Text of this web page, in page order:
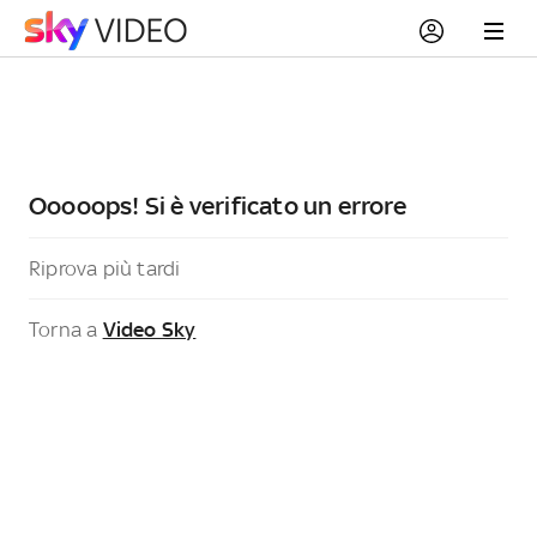
Ooooops! Si è verificato un errore
Riprova più tardi
Torna a Video Sky